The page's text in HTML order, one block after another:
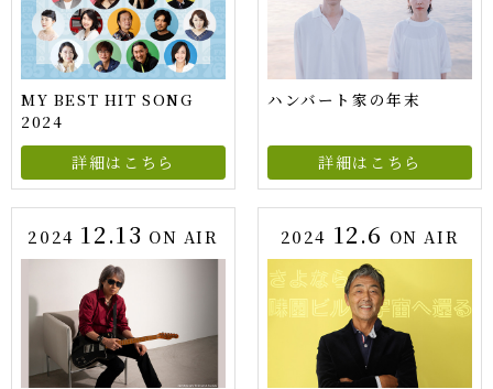
MY BEST HIT SONG
2024
詳細はこちら
ハンバート家の年末
詳細はこちら
2024 12.13 ON AIR 2024 12.6 ON AIR